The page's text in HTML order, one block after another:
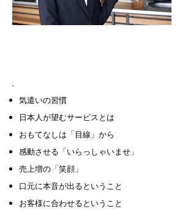
気遣いの習慣
日本人が望むサービスとは
おもてなしは「目線」から
感動させる「いらっしゃいませ」
売上増の「笑顔」
口元に本音が出るということ
お客様に合わせるということ